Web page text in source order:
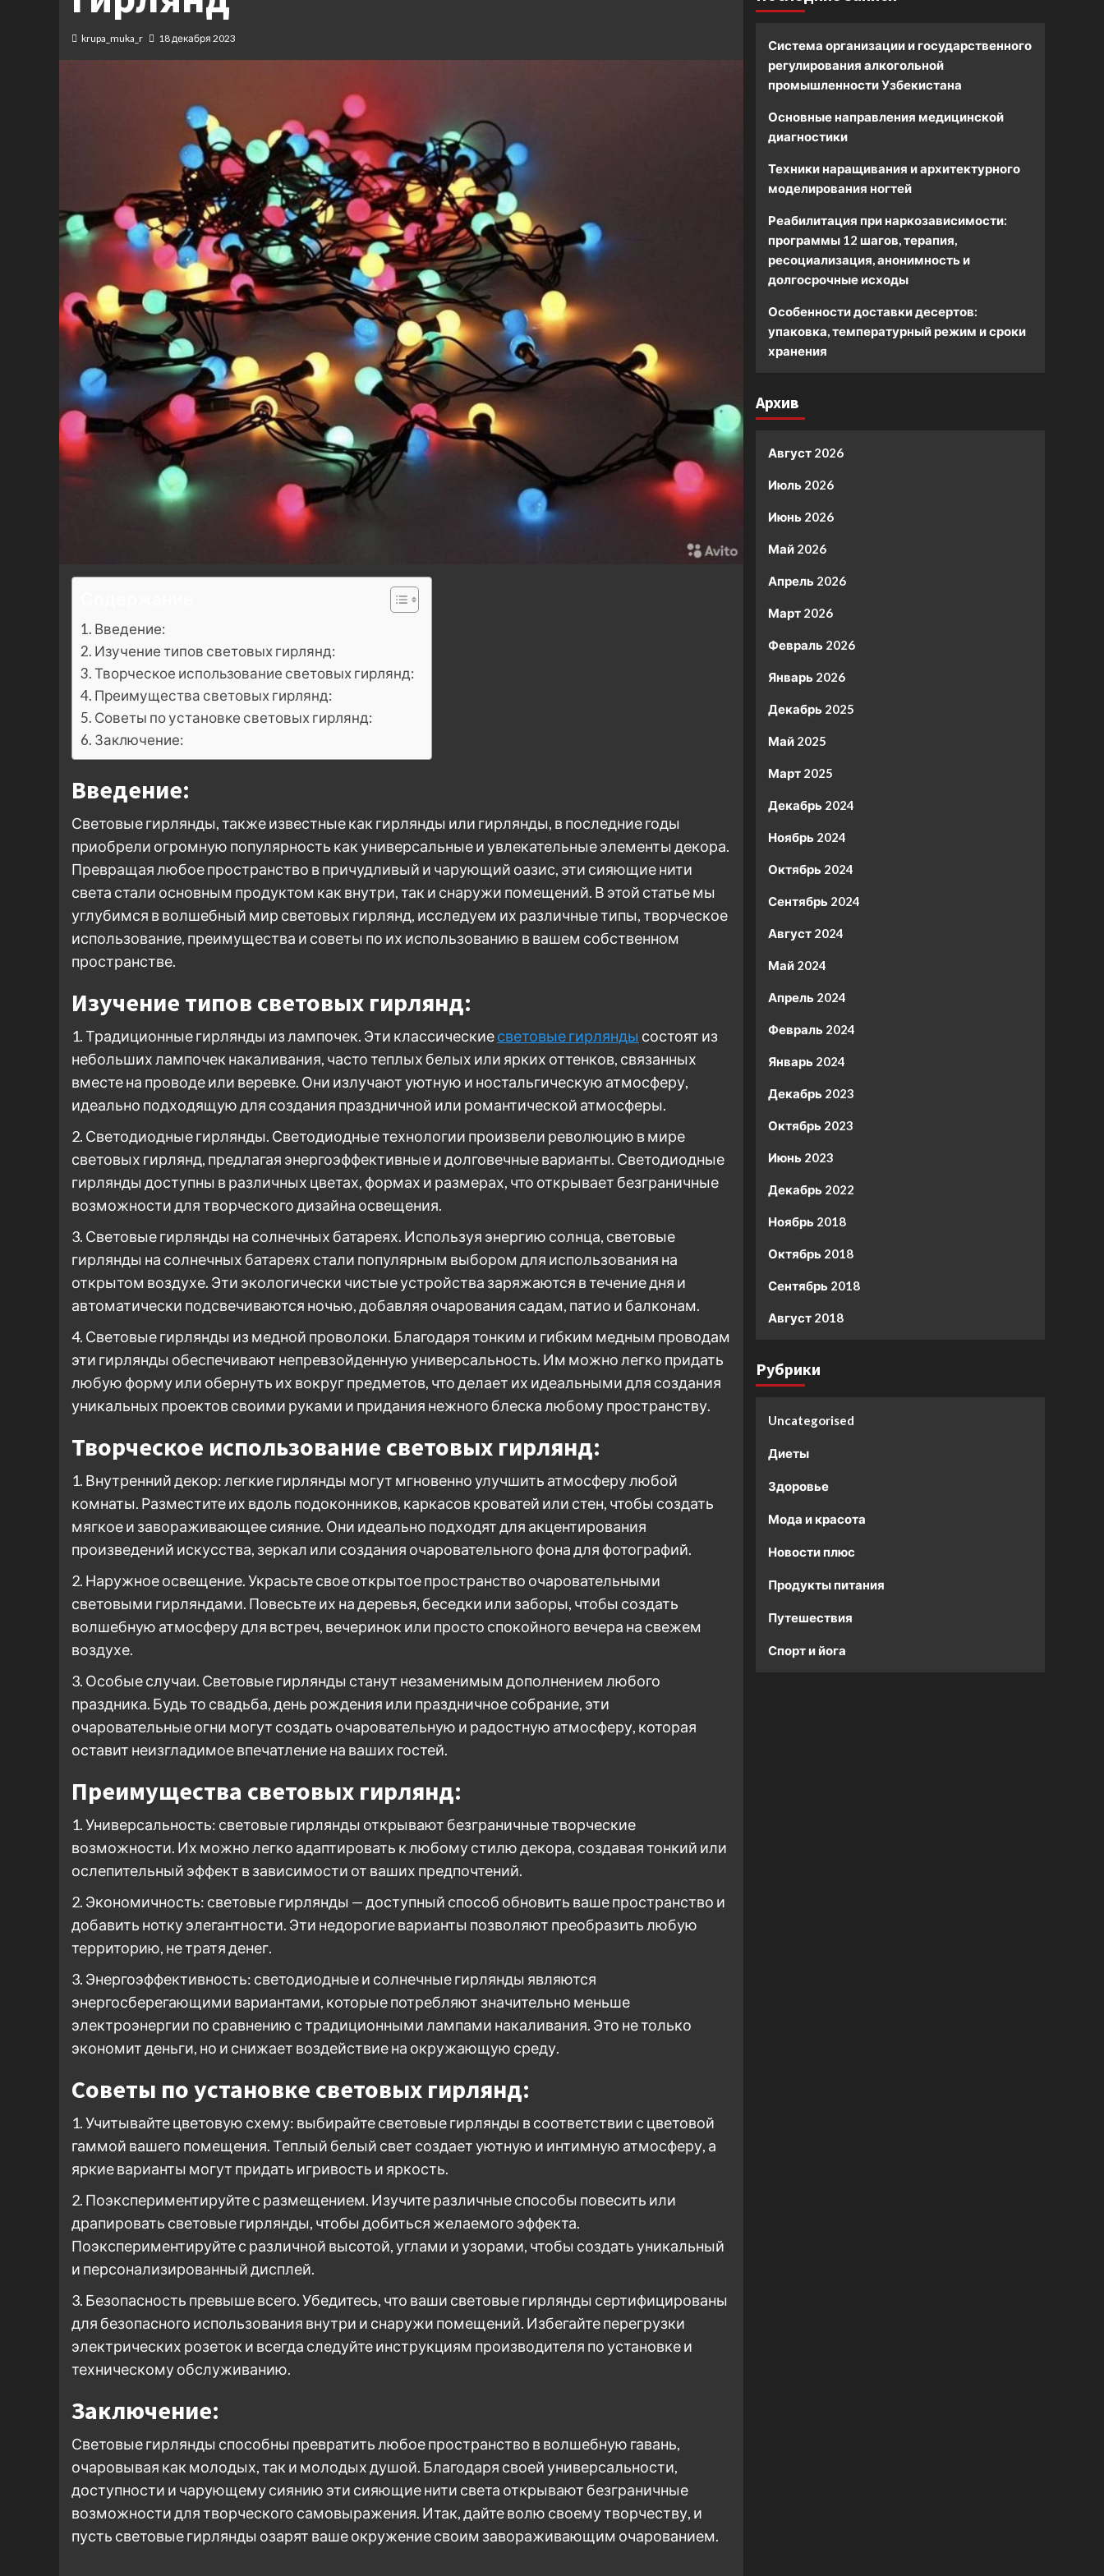
krupa_muka_r 18 декабря 2023
Введение:
Изучение типов световых гирлянд:
Творческое использование световых гирлянд:
Преимущества световых гирлянд:
Советы по установке световых гирлянд:
Заключение:
Введение:
Световые гирлянды, также известные как гирлянды или гирлянды, в последние годы
приобрели огромную популярность как универсальные и увлекательные элементы декора.
Превращая любое пространство в причудливый и чарующий оазис, эти сияющие нити
света стали основным продуктом как внутри, так и снаружи помещений. В этой статье мы
углубимся в волшебный мир световых гирлянд, исследуем их различные типы, творческое
использование, преимущества и советы по их использованию в вашем собственном
пространстве.
Изучение типов световых гирлянд:
1. Традиционные гирлянды из лампочек. Эти классическиесветовые гирлянды состоят из
небольших лампочек накаливания, часто теплых белых или ярких оттенков, связанных
вместе на проводе или веревке. Они излучают уютную и ностальгическую атмосферу,
идеально подходящую для создания праздничной или романтической атмосферы.
2. Светодиодные гирлянды. Светодиодные технологии произвели революцию в мире
световых гирлянд, предлагая энергоэффективные и долговечные варианты. Светодиодные
гирлянды доступны в различных цветах, формах и размерах, что открывает безграничные
возможности для творческого дизайна освещения.
3. Световые гирлянды на солнечных батареях. Используя энергию солнца, световые
гирлянды на солнечных батареях стали популярным выбором для использования на
открытом воздухе. Эти экологически чистые устройства заряжаются в течение дня и
автоматически подсвечиваются ночью, добавляя очарования садам, патио и балконам.
4. Световые гирлянды из медной проволоки. Благодаря тонким и гибким медным проводам
эти гирлянды обеспечивают непревзойденную универсальность. Им можно легко придать
любую форму или обернуть их вокруг предметов, что делает их идеальными для создания
уникальных проектов своими руками и придания нежного блеска любому пространству.
Творческое использование световых гирлянд:
1. Внутренний декор: легкие гирлянды могут мгновенно улучшить атмосферу любой
комнаты. Разместите их вдоль подоконников, каркасов кроватей или стен, чтобы создать
мягкое и завораживающее сияние. Они идеально подходят для акцентирования
произведений искусства, зеркал или создания очаровательного фона для фотографий.
2. Наружное освещение. Украсьте свое открытое пространство очаровательными
световыми гирляндами. Повесьте их на деревья, беседки или заборы, чтобы создать
волшебную атмосферу для встреч, вечеринок или просто спокойного вечера на свежем
воздухе.
3. Особые случаи. Световые гирлянды станут незаменимым дополнением любого
праздника. Будь то свадьба, день рождения или праздничное собрание, эти
очаровательные огни могут создать очаровательную и радостную атмосферу, которая
оставит неизгладимое впечатление на ваших гостей.
Преимущества световых гирлянд:
1. Универсальность: световые гирлянды открывают безграничные творческие
возможности. Их можно легко адаптировать к любому стилю декора, создавая тонкий или
ослепительный эффект в зависимости от ваших предпочтений.
2. Экономичность: световые гирлянды — доступный способ обновить ваше пространство и
добавить нотку элегантности. Эти недорогие варианты позволяют преобразить любую
территорию, не тратя денег.
3. Энергоэффективность: светодиодные и солнечные гирлянды являются
энергосберегающими вариантами, которые потребляют значительно меньше
электроэнергии по сравнению с традиционными лампами накаливания. Это не только
экономит деньги, но и снижает воздействие на окружающую среду.
Советы по установке световых гирлянд:
1. Учитывайте цветовую схему: выбирайте световые гирлянды в соответствии с цветовой
гаммой вашего помещения. Теплый белый свет создает уютную и интимную атмосферу, а
яркие варианты могут придать игривость и яркость.
2. Поэкспериментируйте с размещением. Изучите различные способы повесить или
драпировать световые гирлянды, чтобы добиться желаемого эффекта.
Поэкспериментируйте с различной высотой, углами и узорами, чтобы создать уникальный
и персонализированный дисплей.
3. Безопасность превыше всего. Убедитесь, что ваши световые гирлянды сертифицированы
для безопасного использования внутри и снаружи помещений. Избегайте перегрузки
электрических розеток и всегда следуйте инструкциям производителя по установке и
техническому обслуживанию.
Заключение:
Световые гирлянды способны превратить любое пространство в волшебную гавань,
очаровывая как молодых, так и молодых душой. Благодаря своей универсальности,
доступности и чарующему сиянию эти сияющие нити света открывают безграничные
возможности для творческого самовыражения. Итак, дайте волю своему творчеству, и
пусть световые гирлянды озарят ваше окружение своим завораживающим очарованием.
Система организации и государственного
регулирования алкогольной
промышленности Узбекистана
Основные направления медицинской
диагностики
Техники наращивания и архитектурного
моделирования ногтей
Реабилитация при наркозависимости:
программы 12 шагов, терапия,
ресоциализация, анонимность и
долгосрочные исходы
Особенности доставки десертов:
упаковка, температурный режим и сроки
хранения
Архив
Август 2026
Июль 2026
Июнь 2026
Май 2026
Апрель 2026
Март 2026
Февраль 2026
Январь 2026
Декабрь 2025
Май 2025
Март 2025
Декабрь 2024
Ноябрь 2024
Октябрь 2024
Сентябрь 2024
Август 2024
Май 2024
Апрель 2024
Февраль 2024
Январь 2024
Декабрь 2023
Октябрь 2023
Июнь 2023
Декабрь 2022
Ноябрь 2018
Октябрь 2018
Сентябрь 2018
Август 2018
Рубрики
Uncategorised
Диеты
Здоровье
Мода и красота
Новости плюс
Продукты питания
Путешествия
Спорт и йога